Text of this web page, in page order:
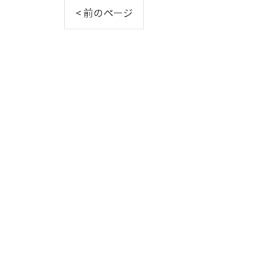
< 前のページ